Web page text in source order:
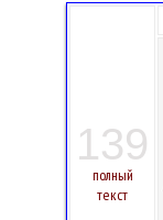
139
полный
текст